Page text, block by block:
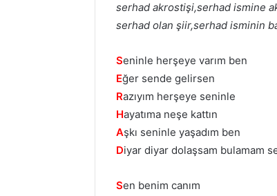
serhad akrostişi,serhad ismine
serhad olan şiir,serhad isminin
Seninle herşeye varım ben
Eğer sende gelirsen
Razıyım herşeye seninle
Hayatıma neşe kattın
Aşkı seninle yaşadım ben
Diyar diyar dolaşsam bulamam
Sen benim canım